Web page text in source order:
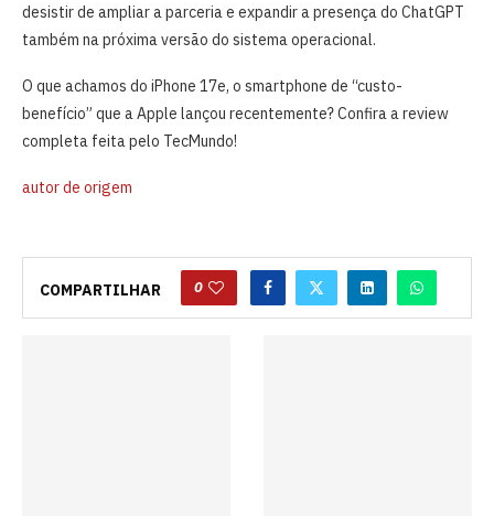
desistir de ampliar a parceria e expandir a presença do ChatGPT
também na próxima versão do sistema operacional.
O que achamos do iPhone 17e, o smartphone de “custo-
benefício” que a Apple lançou recentemente? Confira a review
completa feita pelo TecMundo!
autor de origem
COMPARTILHAR 0